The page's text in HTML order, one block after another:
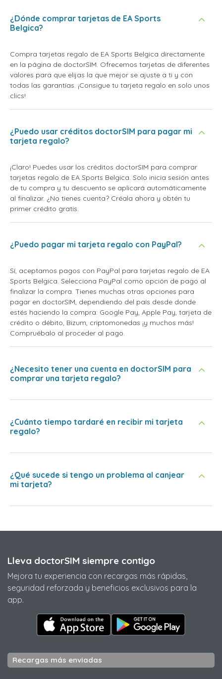
¿Dónde comprar tarjetas de EA Sports
Belgica?
Compra tarjetas regalo de EA Sports Belgica directamente
en la página de doctorSIM. Ofrecemos tarjetas de diferentes
valores para que elijas la que mejor se ajuste a ti y con
todas las garantías. ¡Consigue tu tarjeta regalo en solo unos
clics!
¿Puedo usar créditos doctorSIM para pagar mi
tarjeta regalo?
¡Claro! Puedes usar los créditos doctorSIM para comprar
tarjetas regalo de EA Sports Belgica. Solo inicia sesión antes
de tu compra y tu descuento se aplicará automáticamente
al finalizar. ¿No tienes cuenta? Créala ahora y obtén tu
primer crédito gratis.
¿Puedo pagar mi tarjeta regalo con PayPal?
Sí, aceptamos pagos con PayPal para tarjetas regalo de EA
Sports Belgica. Selecciona PayPal como opción de pago al
finalizar la compra. Tienes muchas otras opciones para
pagar en doctorSIM, dependiendo del país desde donde
estés haciendo la compra: Google Pay, Apple Pay, tarjeta de
crédito o débito, Bizum, criptomonedas ¡y muchos más!
Compruébalo al proceder al pago.
¿Necesito tener una cuenta en doctorSIM para
comprar una tarjeta regalo?
¿Cuánto tiempo tardaré en recibir mi tarjeta
regalo?
¿Qué sucede si tengo un problema al canjear
mi tarjeta?
Lleva doctorSIM siempre contigo
Mejora tu experiencia con recargas más rápidas,
seguridad reforzada y beneficios exclusivos para la
app.
Recargas más enviadas